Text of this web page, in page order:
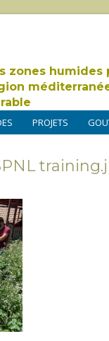
zones humides
PROJETS